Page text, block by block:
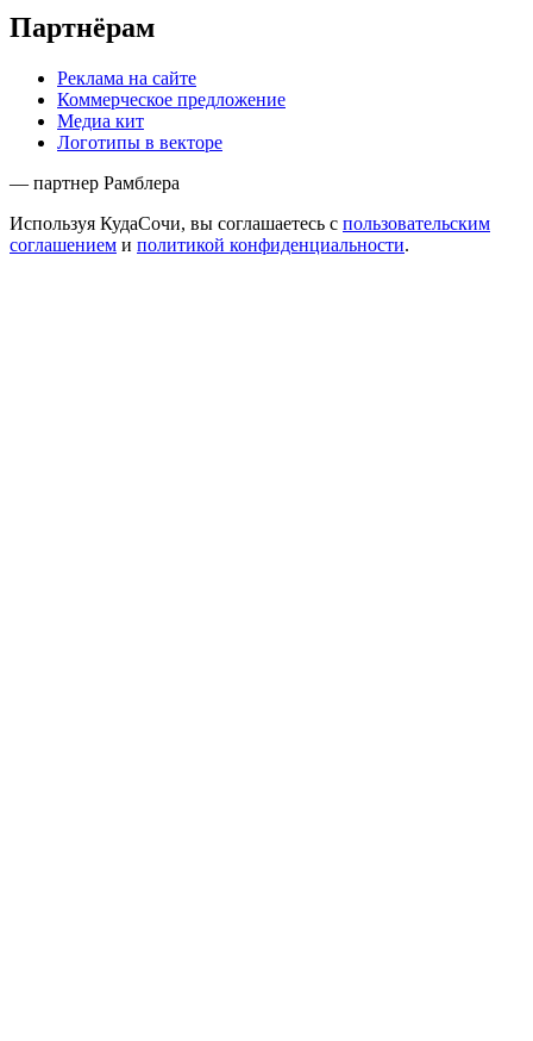
Партнёрам
Реклама на сайте
Коммерческое предложение
Медиа кит
Логотипы в векторе
— партнер Рамблера
Используя КудаСочи, вы соглашаетесь с пользовательским
соглашением и политикой конфиденциальности.